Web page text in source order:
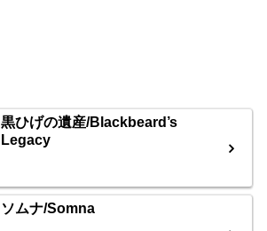
黒ひげの遺産/Blackbeard’s
Legacy
ソムナ/Somna